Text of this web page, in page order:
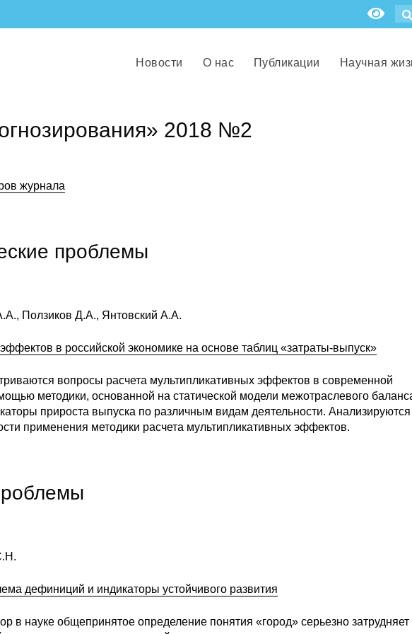
Новости О нас Публикации Научная
2018 №2
журнала
проблемы
Ползиков Д.А., Янтовский А.А.
в российской экономике на основе таблиц «затраты-выпуск»
вопросы расчета мультипликативных эффектов в современной
методики, основанной на статической модели межотраслевого
прироста выпуска по различным видам деятельности. Анализируются
применения методики расчета мультипликативных эффектов.
дефиниций и индикаторы устойчивого развития
в науке общепринятое определение понятия «город» серьезно затрудняет